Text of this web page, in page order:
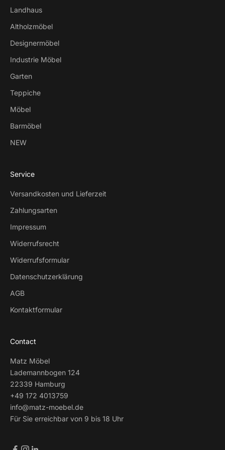
Landhaus
Altholzmöbel
Designermöbel
Industrie Möbel
Garten
Teppiche
Möbel
Barmöbel
NEW
Service
Versandkosten und Lieferzeit
Zahlungsarten
Impressum
Widerrufsrecht
Widerrufsformular
Datenschutzerklärung
AGB
Kontaktformular
Contact
Matz Möbel
Lademannbogen 124
22339 Hamburg
+49 172 4013759
info@matz-moebel.de
Für Sie erreichbar von 9 bis 18 Uhr